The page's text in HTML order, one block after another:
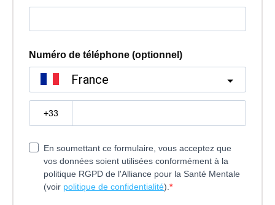
Numéro de téléphone (optionnel)
France
En soumettant ce formulaire, vous acceptez que
vos données soient utilisées conformément à la
politique RGPD de l'Alliance pour la Santé Mentale
(voir politique de confidentialité).